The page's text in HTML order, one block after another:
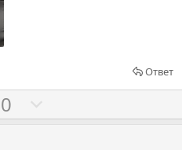
Ответ
0
о